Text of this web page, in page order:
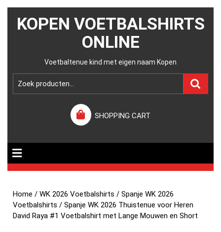
KOPEN VOETBALSHIRTS
ONLINE
Voetbaltenue kind met eigen naam Kopen
SHOPPING CART
Home /WK 2026 Voetbalshirts /Spanje WK 2026
Voetbalshirts / Spanje WK 2026 Thuistenue voor Heren
David Raya #1 Voetbalshirt met Lange Mouwen en Short